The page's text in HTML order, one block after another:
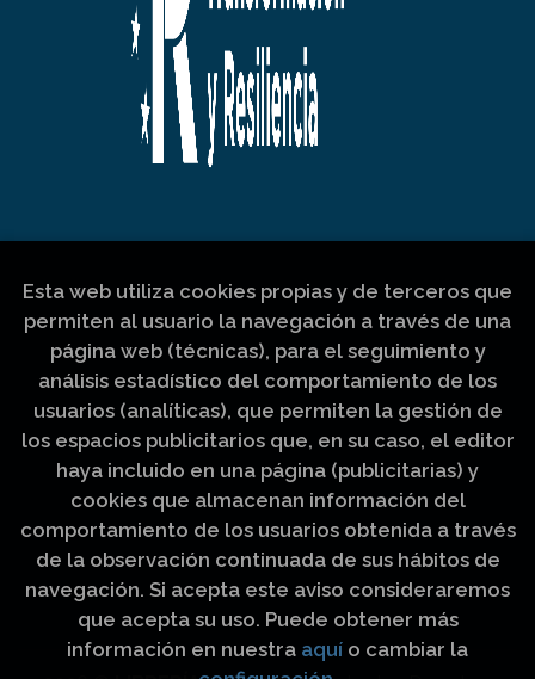
Esta web utiliza cookies propias y de terceros que
permiten al usuario la navegación a través de una
página web (técnicas), para el seguimiento y
análisis estadístico del comportamiento de los
usuarios (analíticas), que permiten la gestión de
los espacios publicitarios que, en su caso, el editor
haya incluido en una página (publicitarias) y
cookies que almacenan información del
comportamiento de los usuarios obtenida a través
de la observación continuada de sus hábitos de
navegación. Si acepta este aviso consideraremos
que acepta su uso. Puede obtener más
información en nuestra aquí o cambiar la